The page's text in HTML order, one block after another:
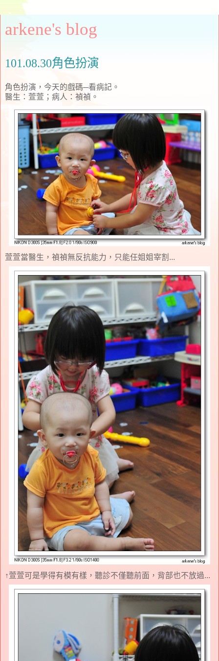
arkene's blog
101.08.30角色扮演
角色扮演，今天的戲碼─看病記。
醫生：萱萱；病人：禎禎。
萱萱當醫生，禎禎無反抗能力，只能任姐姐宰割...
↑萱萱可是學得有模有樣，聽診不僅聽前面，背部也不放過...